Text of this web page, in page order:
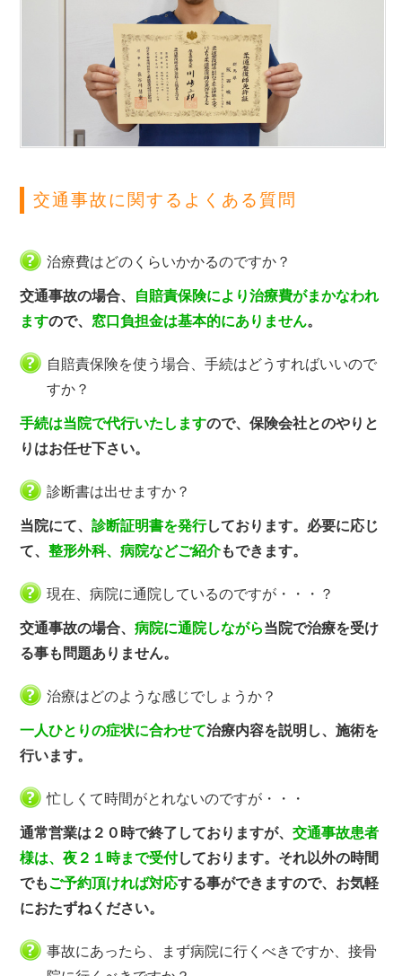
交通事故に関するよくある質問
治療費はどのくらいかかるのですか？
交通事故の場合、 自賠責保険により治療費がまかなわれ
ますので、 窓口負担金は基本的にありません。
自賠責保険を使う場合、手続はどうすればいいので
すか？
手続は当院で代行いたしますので、保険会社とのやりと
りはお任せ下さい。
診断書は出せますか？
当院にて、診断証明書を発行しております。必要に応じ
て、整形外科、病院などご紹介もできます。
現在、病院に通院しているのですが・・・？
交通事故の場合、病院に通院しながら当院で治療を受け
る事も問題ありません。
治療はどのような感じでしょうか？
一人ひとりの症状に合わせて治療内容を説明し、施術を
行います。
忙しくて時間がとれないのですが・・・
通常営業は２０時で終了しておりますが、交通事故患者
様は、夜２１時まで受付しております。それ以外の時間
でもご予約頂ければ対応する事ができますので、お気軽
におたずねください。
事故にあったら、まず病院に行くべきですか、接骨